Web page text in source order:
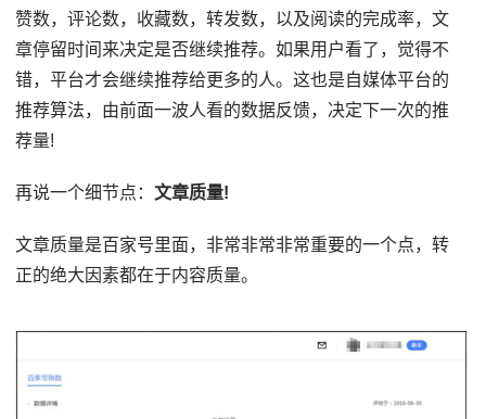
赞数，评论数，收藏数，转发数，以及阅读的完成率，文
章停留时间来决定是否继续推荐。如果用户看了，觉得不
错，平台才会继续推荐给更多的人。这也是自媒体平台的
推荐算法，由前面一波人看的数据反馈，决定下一次的推
荐量!
再说一个细节点：文章质量!
文章质量是百家号里面，非常非常非常重要的一个点，转
正的绝大因素都在于内容质量。